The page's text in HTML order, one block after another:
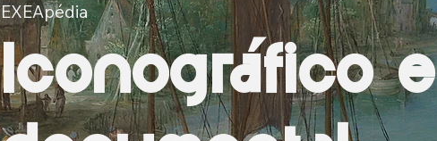
EXEApédia
Iconográfico e